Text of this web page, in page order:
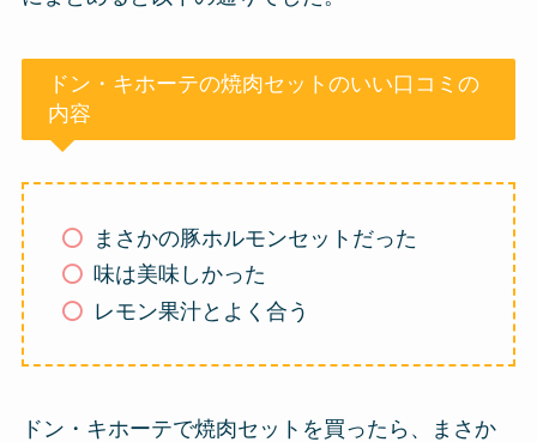
ドン・キホーテの焼肉セットのいい口コミの
内容
まさかの豚ホルモンセットだった
味は美味しかった
レモン果汁とよく合う
ドン・キホーテで焼肉セットを買ったら、まさか